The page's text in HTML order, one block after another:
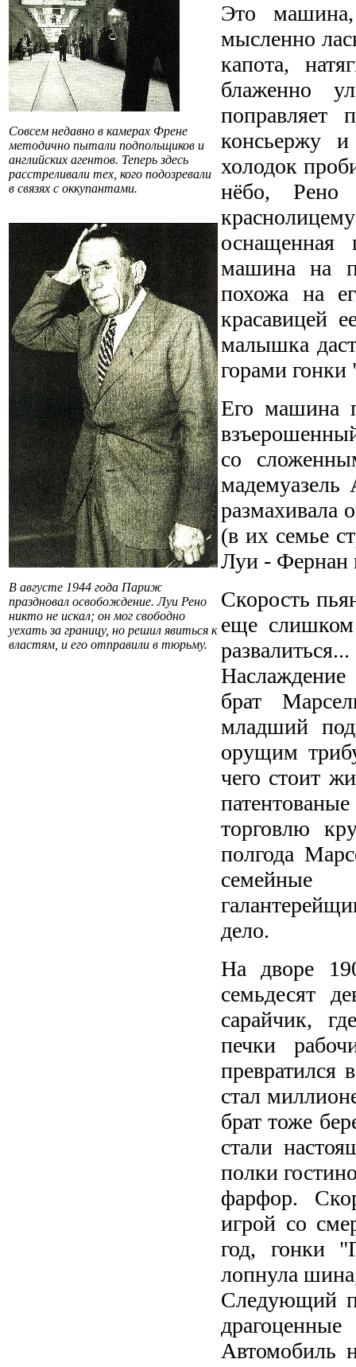
Совсем недавно в камерах Френе
методично пытали подпольщиков и
английских агентов. Теперь здесь
расстреливали тех, кого подозревали
в связях с оккупантами.
В августе 1944 года Париж
праздновал освобождение. Луи Рено
никто не искал; он мог свободно
уехать за границу, но решил явиться к
властям, и его отправили в тюрьму.
Это
мысленно
капота,
блаженно
поправляет
консьержу
холодок
нёбо, Рено
оснащенная
машина на
похожа на
красавицей
малышка
горами
Его машина
со
мадемуазель
размахивала
(в их семье
Луи - Фернан
Скорость
еще
брат
младший
орущим
чего стоит
торговлю
полгода
дело.
На дворе
семьдесят
сарайчик,
печки
превратился
стал
брат тоже
стали
полки
фарфор.
игрой со
год, гонки
лопнула
Следующий
Автомобиль